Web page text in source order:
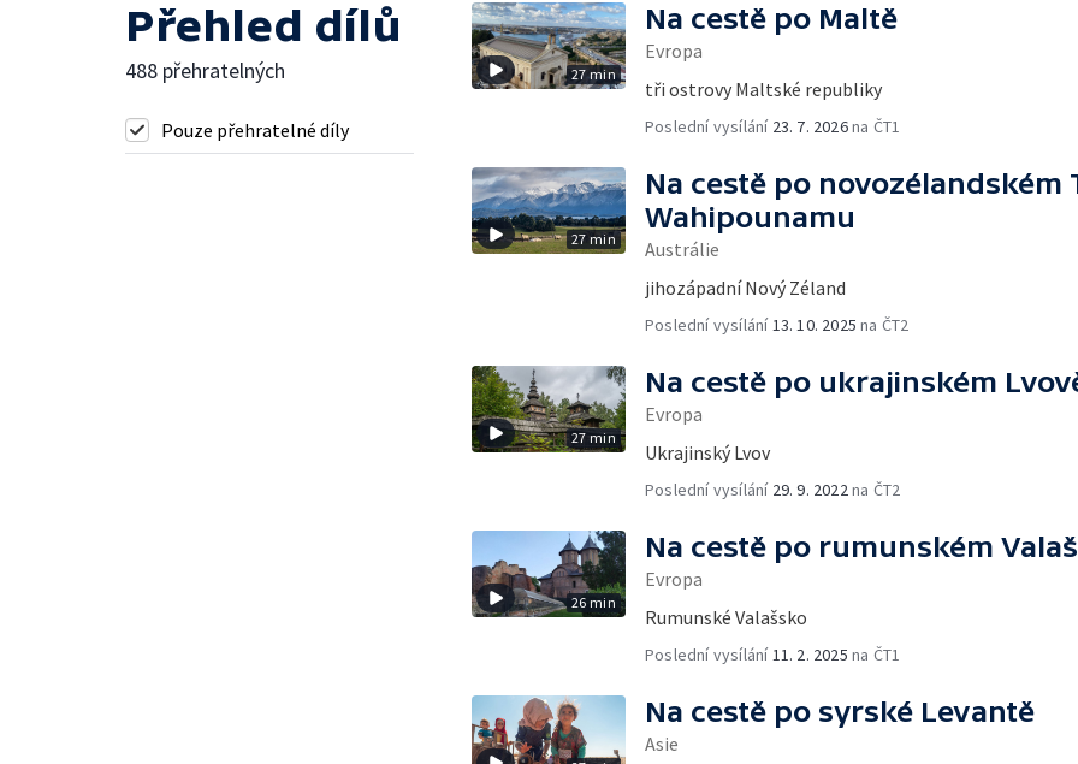
Přehled dílů
488 přehratelných
Pouze přehratelné díly
27 min
Na cestě po Maltě
Evropa
tři ostrovy Maltské republiky
Poslední vysílání 23. 7. 2026na ČT1
27 min
Na cestě po novozélandském
Wahipounamu
Austrálie
jihozápadní Nový Zéland
Poslední vysílání13. 10. 2025 na ČT2
27 min
Na cestě po ukrajinském
Evropa
Ukrajinský Lvov
Poslední vysílání 29. 9. 2022na ČT2
26 min
Na cestě po rumunském
Evropa
Rumunské Valašsko
Poslední vysílání11. 2. 2025 na ČT1
Na cestě po syrské Levantě
Asie